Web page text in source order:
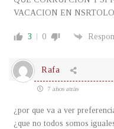
VACACION EN
3 0
Rafa
7 años atrás
¿por que va a ver
¿que no todos somos